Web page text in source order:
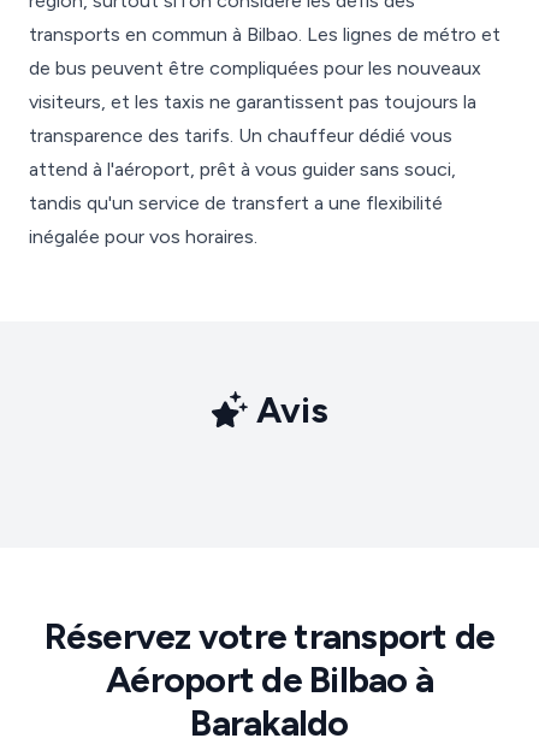
transports en commun à Bilbao. Les lignes de métro et
de bus peuvent être compliquées pour les nouveaux
visiteurs, et les taxis ne garantissent pas toujours la
transparence des tarifs. Un chauffeur dédié vous
attend à l'aéroport, prêt à vous guider sans souci,
tandis qu'un service de transfert a une flexibilité
inégalée pour vos horaires.
Avis
Réservez votre transport de
Aéroport de Bilbao à
Barakaldo